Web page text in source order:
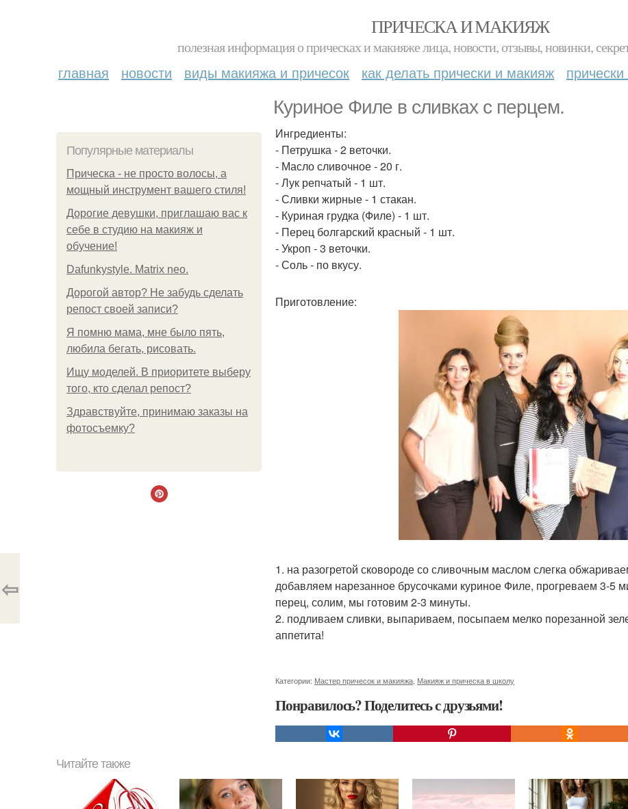
ПРИЧЕСКА И МАКИЯЖ
полезная информация о прическах и макияже лица, новости, отзывы, новинки,
главная новости виды макияжа и причесок как делать прически и макияж
Куриное Филе в сливках с перцем.
Популярные материалы
Прическа - не просто волосы, а
мощный инструмент вашего стиля!
Дорогие девушки, приглашаю вас к
себе в студию на макияж и
обучение!
Dafunkystyle. Matrix neo.
Дорогой автор? Не забудь сделать
репост своей записи?
Я помню мама, мне было пять,
любила бегать, рисовать.
Ищу моделей. В приоритете выберу
того, кто сделал репост?
Здравствуйте, принимаю заказы на
фотосъемку?
Ингредиенты:
- Петрушка - 2 веточки.
- Масло сливочное - 20 г.
- Лук репчатый - 1 шт.
- Сливки жирные - 1 стакан.
- Куриная грудка (Филе) - 1 шт.
- Перец болгарский красный - 1 шт.
- Укроп - 3 веточки.
- Соль - по вкусу.
Приготовление:
1. на разогретой сковороде со сливочным маслом слегка
добавляем нарезанное брусочками куриное Филе, прогреваем 3-5
перец, солим, мы готовим 2-3 минуты.
2. подливаем сливки, выпариваем, посыпаем мелко порезанной
аппетита!
Категории: Мастер причесок и макияжа Макияж и прическа в школу
Понравилось? Поделитесь с друзьями!
⇦
Читайте также